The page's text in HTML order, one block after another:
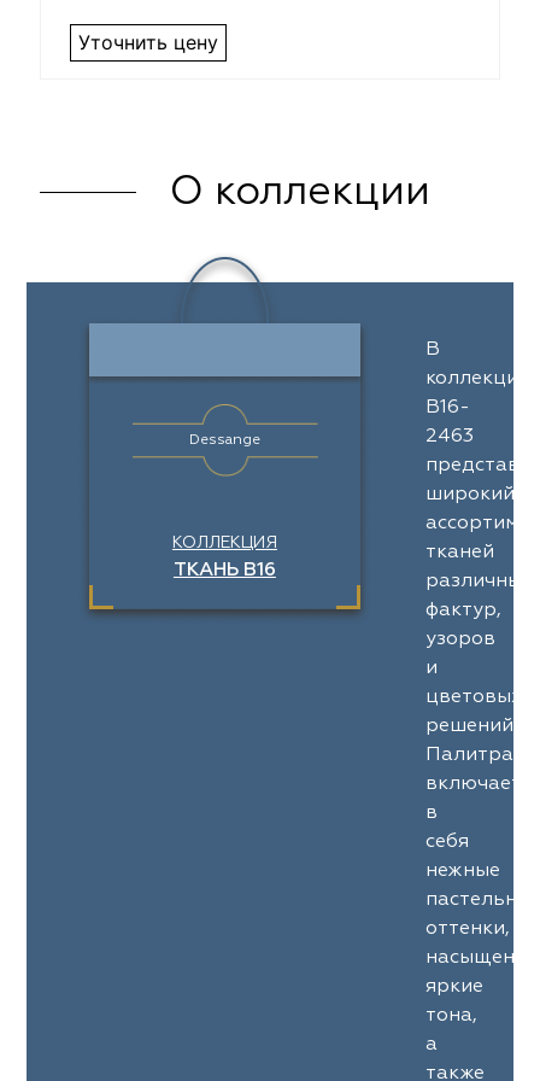
Уточнить цену
О коллекции
Dessange
КОЛЛЕКЦИЯ
ТКАНЬ B16
В
коллекции
B16-
2463
широкий
тканей
различных
фактур,
узоров
и
цветовых
решений.
Палитра
включает
в
себя
нежные
оттенки,
яркие
тона,
а
также